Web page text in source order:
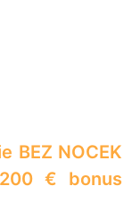
BEZ NOCEK
€ bonus